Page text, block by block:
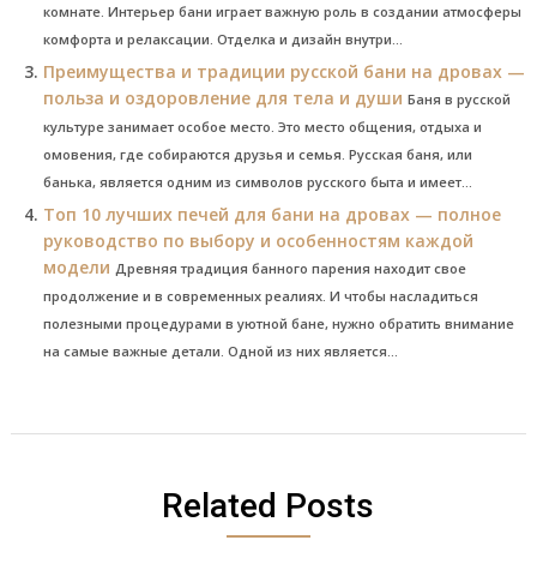
комнате. Интерьер бани играет важную роль в создании атмосферы
комфорта и релаксации. Отделка и дизайн внутри...
Преимущества и традиции русской бани на дровах —
польза и оздоровление для тела и души Баня в русской
культуре занимает особое место. Это место общения, отдыха и
омовения, где собираются друзья и семья. Русская баня, или
банька, является одним из символов русского быта и имеет...
Топ 10 лучших печей для бани на дровах — полное
руководство по выбору и особенностям каждой
модели Древняя традиция банного парения находит свое
продолжение и в современных реалиях. И чтобы насладиться
полезными процедурами в уютной бане, нужно обратить внимание
на самые важные детали. Одной из них является...
Related Posts